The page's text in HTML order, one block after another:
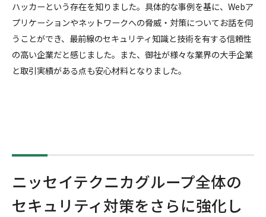
ハッカーという存在を知りました。具体的な事例を基に、Webア
プリケーションやネットワークへの脅威・対策についてお話を伺
うことができ、最前線のセキュリティ知識と技術を有する信頼性
の高い企業だと感じました。また、御社が様々な業界の大手企業
と取引実績がある点も安心材料となりました。
ニッセイテクニカグループ全体の
セキュリティ対策をさらに強化し